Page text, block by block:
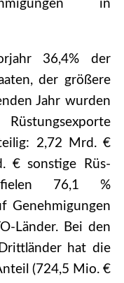
in
36,4% der
der größere
Jahr wurden
2,72 Mrd. €
€ sonstige Rüs­
76,1 %
Genehmigungen
Länder. Bei den
hat die
(724,5 Mio. €